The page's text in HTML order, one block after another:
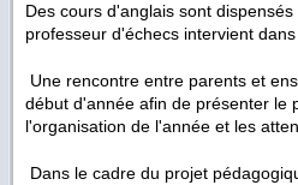
Des cours d'anglais sont
professeur d'échecs intervient
Une rencontre entre parents et
début d'année afin de présenter le
l'organisation de l'année et les
Dans le cadre du projet